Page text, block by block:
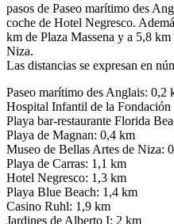
pasos de Paseo marítimo des
coche de Hotel Negresco.
km de Plaza Massena y a 5,8
Niza.
Las distancias se expresan en
Paseo marítimo des Anglais: 0,2
Hospital Infantil de la
Playa bar-restaurante Florida
Playa de Magnan: 0,4 km
Museo de Bellas Artes de Niza:
Playa de Carras: 1,1 km
Hotel Negresco: 1,3 km
Playa Blue Beach: 1,4 km
Casino Ruhl: 1,9 km
Jardines de Alberto I: 2 km